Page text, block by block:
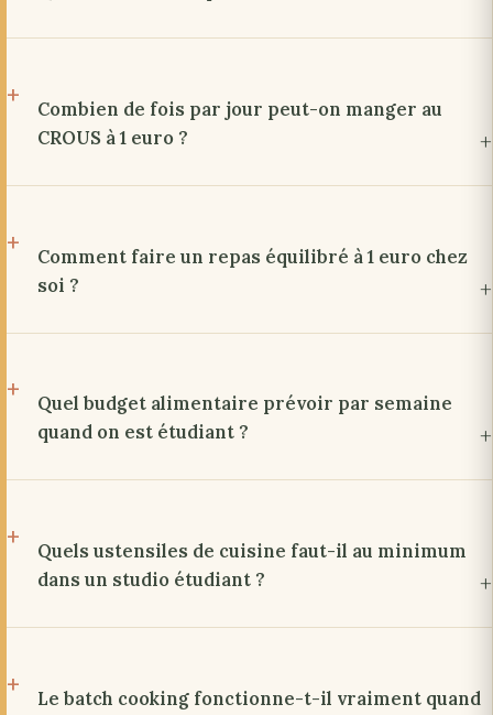
Combien de fois par jour peut-on manger au
CROUS à 1 euro ?
Comment faire un repas équilibré à 1 euro chez
soi ?
Quel budget alimentaire prévoir par semaine
quand on est étudiant ?
Quels ustensiles de cuisine faut-il au minimum
dans un studio étudiant ?
Le batch cooking fonctionne-t-il vraiment quand